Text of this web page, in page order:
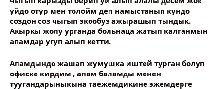
уйдо отур мен толойм деп намыстанып кундо
создон соз чыгып экообуз ажырашып тындык.
Акыркы жолу урганда больнаца жатып калганмын
апамдар угуп алып кетти.
Апамдындо жашап жумушка иштей турган болуп
офиске кирдим , апам баламды менен
туугандарыныкына таежемдикине эжемдерге